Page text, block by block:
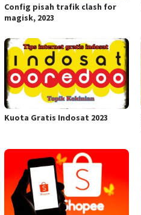
Config pisah trafik clash for
magisk, 2023
Kuota Gratis Indosat 2023